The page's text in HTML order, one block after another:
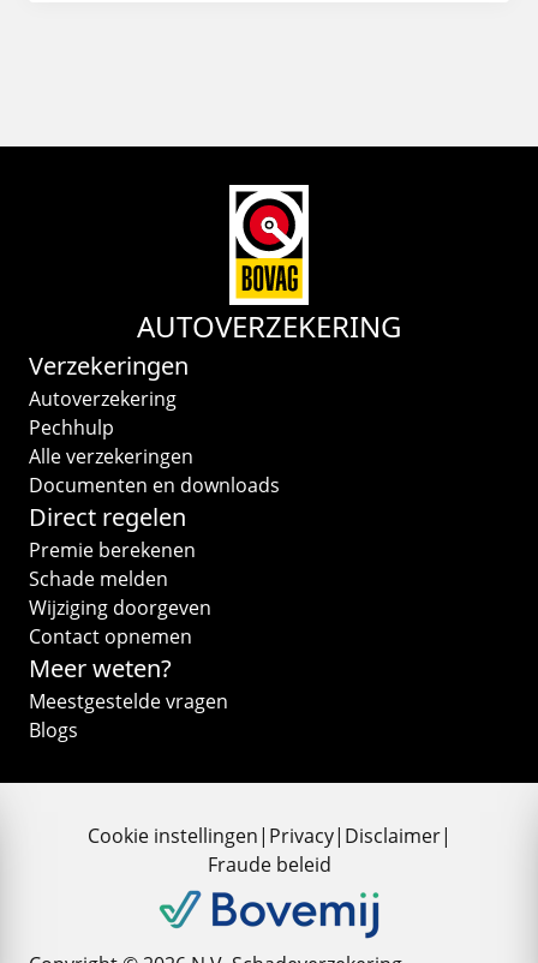
AUTOVERZEKERING
Verzekeringen
Autoverzekering
Pechhulp
Alle verzekeringen
Documenten en downloads
Direct regelen
Premie berekenen
Schade melden
Wijziging doorgeven
Contact opnemen
Meer weten?
Meestgestelde vragen
Blogs
Cookie instellingen| Privacy| Disclaimer|
Fraude beleid